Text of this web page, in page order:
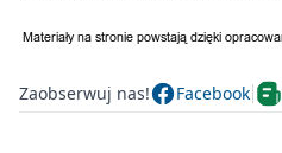
Zaobserwuj nas! Facebook